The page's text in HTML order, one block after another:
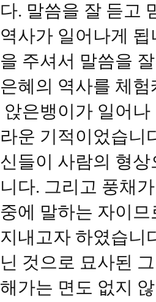
다. 말씀을 잘 듣고
역사가 일어나게
을 주셔서 말씀을
은혜의 역사를 체
앉은뱅이가 일어
라운 기적이었습니
신들이 사람의 형
니다. 그리고 풍채
중에 말하는 자이
지내고자 하였습니
닌 것으로 묘사된
해가는 면도 없지